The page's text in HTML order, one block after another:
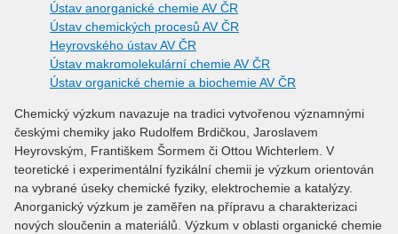
Ústav anorganické chemie AV ČR
Ústav chemických procesů AV ČR
Heyrovského ústav AV ČR
Ústav makromolekulární chemie AV ČR
Ústav organické chemie a biochemie AV ČR
Chemický výzkum navazuje na tradici vytvořenou významnými
českými chemiky jako Rudolfem Brdičkou, Jaroslavem
Heyrovským, Františkem Šormem či Ottou Wichterlem. V
teoretické i experimentální fyzikální chemii je výzkum orientován
na vybrané úseky chemické fyziky, elektrochemie a katalýzy.
Anorganický výzkum je zaměřen na přípravu a charakterizaci
nových sloučenin a materiálů. Výzkum v oblasti organické chemie